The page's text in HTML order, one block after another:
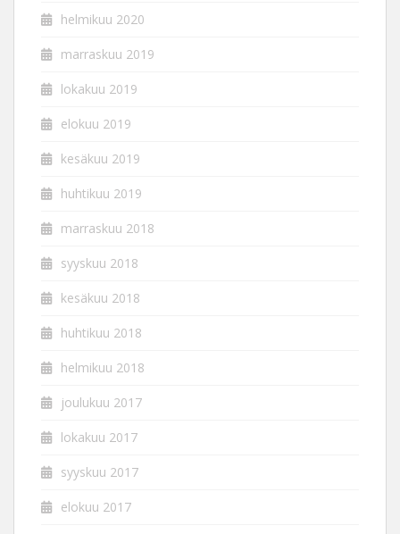
helmikuu 2020
marraskuu 2019
lokakuu 2019
elokuu 2019
kesäkuu 2019
huhtikuu 2019
marraskuu 2018
syyskuu 2018
kesäkuu 2018
huhtikuu 2018
helmikuu 2018
joulukuu 2017
lokakuu 2017
syyskuu 2017
elokuu 2017